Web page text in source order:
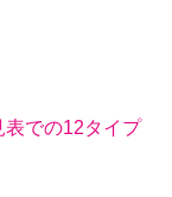
での12タイプ